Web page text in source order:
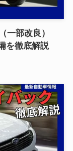
一部改良）
を徹底解説